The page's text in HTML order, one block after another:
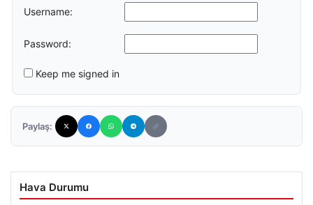
Username:
Password:
Keep me signed in
Paylaş:
Hava Durumu